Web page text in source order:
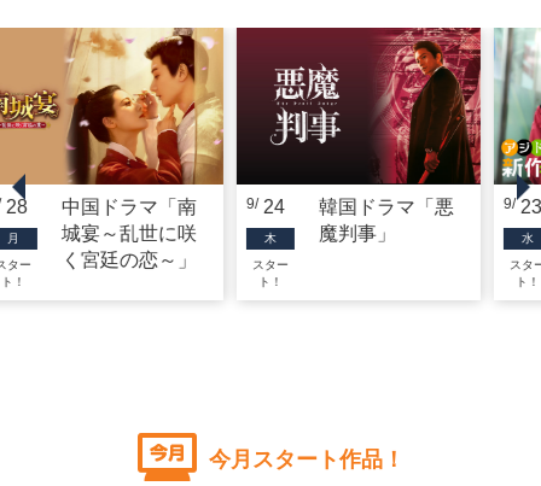
28
月
ター
ト！
中国ドラマ「南
城宴～乱世に咲
く宮廷の恋～」
9 24
木
スター
ト！
韓国ドラマ「悪
魔判事」
9 23
水
スタ
ト！
今月スタート作品！